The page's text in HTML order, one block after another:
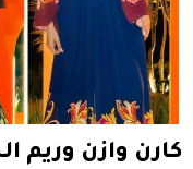
كارن وازن